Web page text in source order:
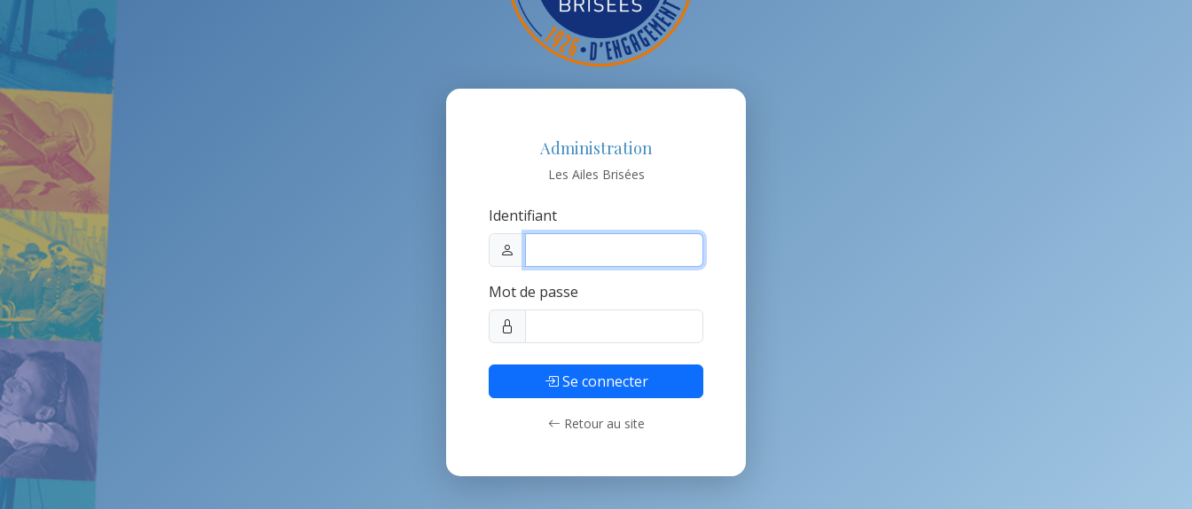
Administration
Les Ailes Brisées
Identifiant
Mot de passe
Se connecter
Retour au site